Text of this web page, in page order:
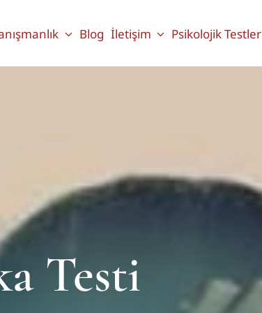
Blog İletişim Psikolojik Testler
Testi